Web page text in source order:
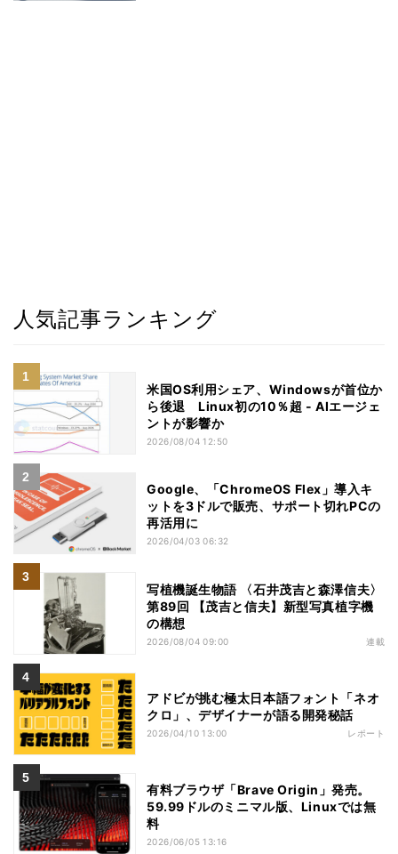
人気記事ランキング
米国OS利用シェア、Windowsが首位か
ら後退 Linux初の10％超 - AIエージェ
ントが影響か
2026/08/04 12:50
Google、「ChromeOS Flex」導入キ
ットを3ドルで販売、サポート切れPCの
再活用に
2026/04/03 06:32
写植機誕生物語 〈石井茂吉と森澤信夫〉
第89回 【茂吉と信夫】新型写真植字機
の構想
2026/08/04 09:00 連載
アドビが挑む極太日本語フォント「ネオ
クロ」、デザイナーが語る開発秘話
2026/04/10 13:00 レポート
有料ブラウザ「Brave Origin」発売。
59.99ドルのミニマル版、Linuxでは無
料
2026/06/05 13:16